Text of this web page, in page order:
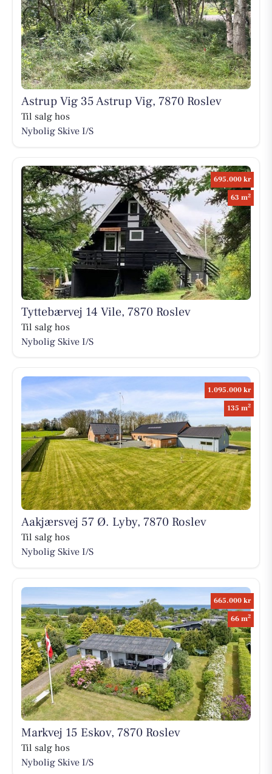
Astrup Vig 35 Astrup Vig, 7870 Roslev
Til salg hos
Nybolig Skive I/S
695.000 kr
63 m2
Tyttebærvej 14 Vile, 7870 Roslev
Til salg hos
Nybolig Skive I/S
1.095.000 kr
135 m2
Aakjærsvej 57 Ø. Lyby, 7870 Roslev
Til salg hos
Nybolig Skive I/S
665.000 kr
66 m2
Markvej 15 Eskov, 7870 Roslev
Til salg hos
Nybolig Skive I/S